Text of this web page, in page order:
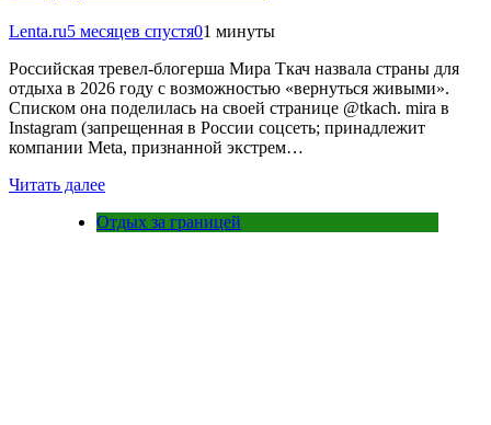
Lenta.ru5 месяцев спустя01 минуты
Российская тревел-блогерша Мира Ткач назвала страны для
отдыха в 2026 году с возможностью «вернуться живыми».
Списком она поделилась на своей странице @tkach. mira в
Instagram (запрещенная в России соцсеть; принадлежит
компании Meta, признанной экстрем…
Читать далее
Отдых за границей